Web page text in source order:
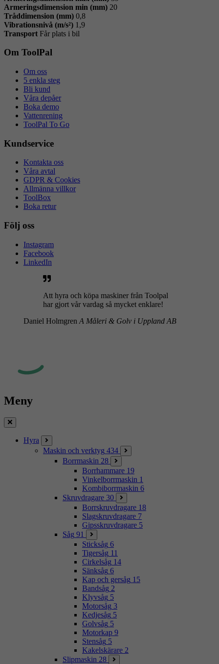
Armeringsdimension min (mm) 20
Tråddimension (mm) 0,8
Vibrationsnivå (m/s²) 1,9
Transport Får plats i bil
Om ToolPal
Om oss
5 enkla steg
Bli kund
Våra depåer
Boka demo
Vattenrening
ToolPal To Go
Kundservice
Kontakta oss
Våra avtal
GDPR & Cookies
Allmänna villkor
ToolBox
Boka retur
Följ oss
Instagram
Facebook
LinkedIn
Att hyra och köpa maskiner från Toolpal
har gjort vår vardag så mycket enklare!
Daniel Holmgren A Måleri & Golv i Uppland AB
Meny
Stäng
Hyra
Maskin och verktyg 434
Borrmaskin 28
Borrhammare 19
Vinkelborrmaskin 1
Kombiborrmaskin 6
Skruvdragare 30
Borrskruvdragare 18
Slagskruvdragare 7
Gipsskruvdragare 5
Såg 91
Sticksåg 6
Tigersåg 11
Cirkelsåg 14
Sänksåg 6
Kap och gersåg 15
Bandsåg 2
Klyvsåg 5
Motorsåg 3
Kedjesåg 5
Golvsåg 5
Motorkap 9
Stensåg 5
Kakelskärare 2
Slipmaskin 28